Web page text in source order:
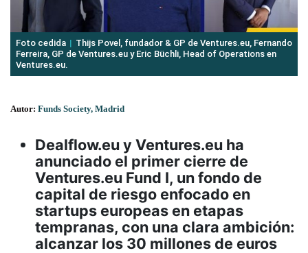
Foto cedida
Thijs Povel, fundador & GP de Ventures.eu, Fernando
Ferreira, GP de Ventures.eu y Eric Büchli, Head of Operations en
Ventures.eu.
Autor: Funds Society, Madrid
Dealflow.eu y Ventures.eu ha
anunciado el primer cierre de
Ventures.eu Fund I, un fondo de
capital de riesgo enfocado en
startups europeas en etapas
tempranas, con una clara ambición:
alcanzar los 30 millones de euros